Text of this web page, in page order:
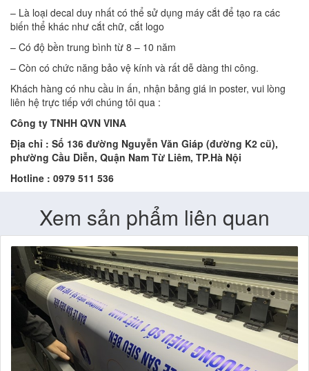
– Là loại decal duy nhất có thể sử dụng máy cắt để tạo ra các
biến thể khác như cắt chữ, cắt logo
– Có độ bền trung bình từ 8 – 10 năm
– Còn có chức năng bảo vệ kính và rất dễ dàng thi công.
Khách hàng có nhu cầu in ấn, nhận bảng giá in poster, vui lòng
liên hệ trực tiếp với chúng tôi qua :
Công ty TNHH QVN VINA
Địa chỉ : Số 136 đường Nguyễn Văn Giáp (đường K2 cũ),
phường Cầu Diễn, Quận Nam Từ Liêm, TP.Hà Nội
Hotline : 0979 511 536
Xem sản phẩm liên quan